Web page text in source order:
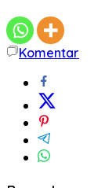
Komentar